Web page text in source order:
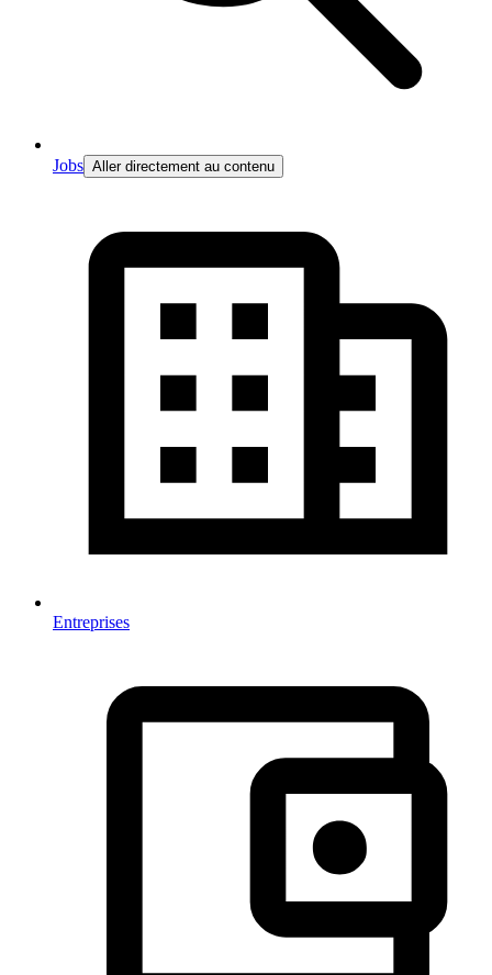
Jobs Aller directement au contenu
Entreprises